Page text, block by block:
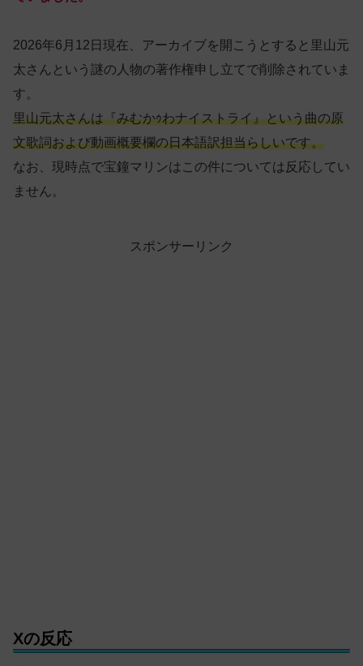
2026年6月12日現在、アーカイブを開こうとすると里山元
太さんという謎の人物の著作権申し立てで削除されていま
す。
里山元太さんは『みむかｩわナイストライ』という曲の原
文歌詞および動画概要欄の日本語訳担当らしいです。
なお、現時点で宝鐘マリンはこの件については反応してい
ません。
スポンサーリンク
Xの反応